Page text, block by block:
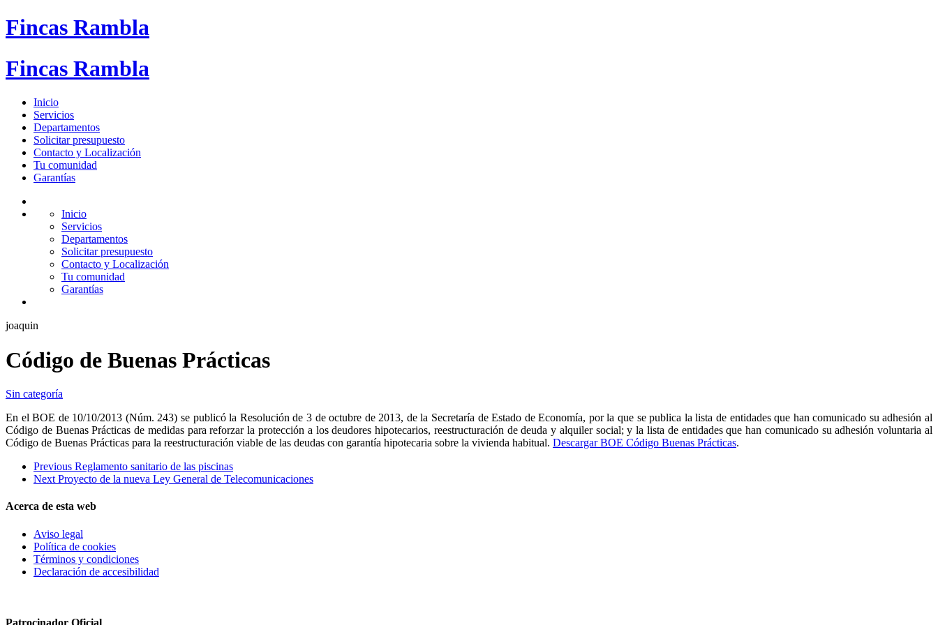
Fincas Rambla
Fincas Rambla
Inicio
Servicios
Departamentos
Solicitar presupuesto
Contacto y Localización
Tu comunidad
Garantías
Inicio
Servicios
Departamentos
Solicitar presupuesto
Contacto y Localización
Tu comunidad
Garantías
joaquin
Código de Buenas Prácticas
Sin categoría
En el BOE de 10/10/2013 (Núm. 243) se publicó la Resolución de 3 de octubre de 2013, de la Secretaría de Estado de Economía, por la que se publica la lista de entidades que han comunicado su adhesión al
Código de Buenas Prácticas de medidas para reforzar la protección a los deudores hipotecarios, reestructuración de deuda y alquiler social; y la lista de entidades que han comunicado su adhesión voluntaria al
Código de Buenas Prácticas para la reestructuración viable de las deudas con garantía hipotecaria sobre la vivienda habitual. Descargar BOE Código Buenas Prácticas.
Previous Reglamento sanitario de las piscinas
Next Proyecto de la nueva Ley General de Telecomunicaciones
Acerca de esta web
Aviso legal
Política de cookies
Términos y condiciones
Declaración de accesibilidad
Patrocinador Oficial